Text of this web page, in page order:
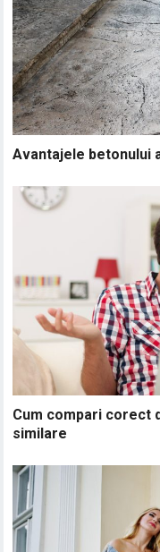
Avantajele betonului
Cum compari corect
similare